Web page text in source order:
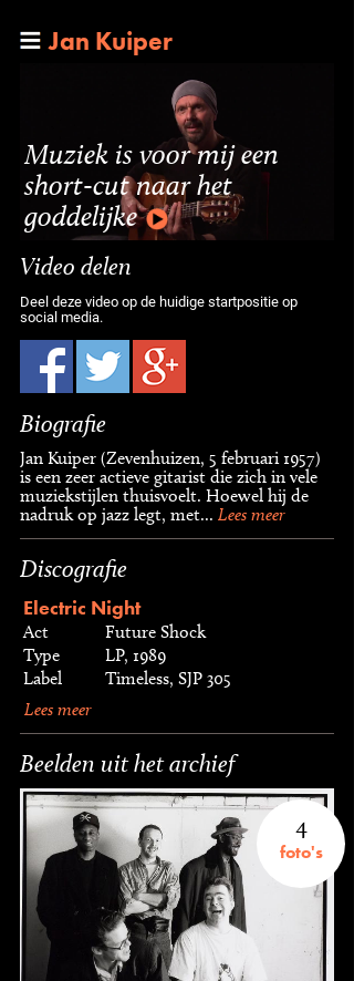
Jan Kuiper
Muziek is voor mij een
short-cut naar het
goddelijke
Video delen
Deel deze video op de huidige startpositie op
social media.
Biografie
Jan Kuiper (Zevenhuizen, 5 februari 1957)
is een zeer actieve gitarist die zich in vele
muziekstijlen thuisvoelt. Hoewel hij de
nadruk op jazz legt, met... Lees meer
Discografie
Electric Night
Act
Future Shock
Type
LP, 1989
Label
Timeless, SJP 305
Lees meer
Beelden uit het archief
4
foto's